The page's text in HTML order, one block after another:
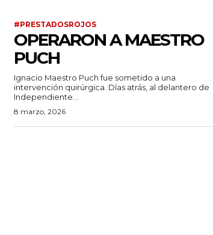
#PRESTADOSROJOS
OPERARON A MAESTRO
PUCH
Ignacio Maestro Puch fue sometido a una
intervención quirúrgica. Días atrás, al delantero de
Independiente...
8 marzo, 2026